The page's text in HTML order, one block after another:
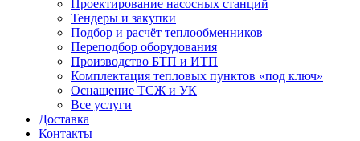
Проектирование насосных станций
Тендеры и закупки
Подбор и расчёт теплообменников
Переподбор оборудования
Производство БТП и ИТП
Комплектация тепловых пунктов «под ключ»
Оснащение ТСЖ и УК
Все услуги
Доставка
Контакты